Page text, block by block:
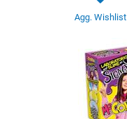
Agg. Wishlist